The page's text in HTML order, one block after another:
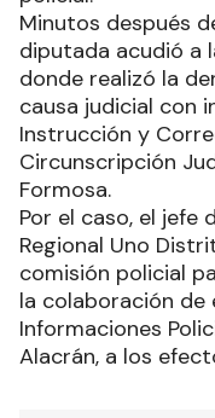
Minutos después
diputada acudió a
donde realizó la
causa judicial con
Instrucción y
Circunscripción
Formosa.
Por el caso, el jefe
Regional Uno
comisión policial
la colaboración
Informaciones
Alacrán, a los